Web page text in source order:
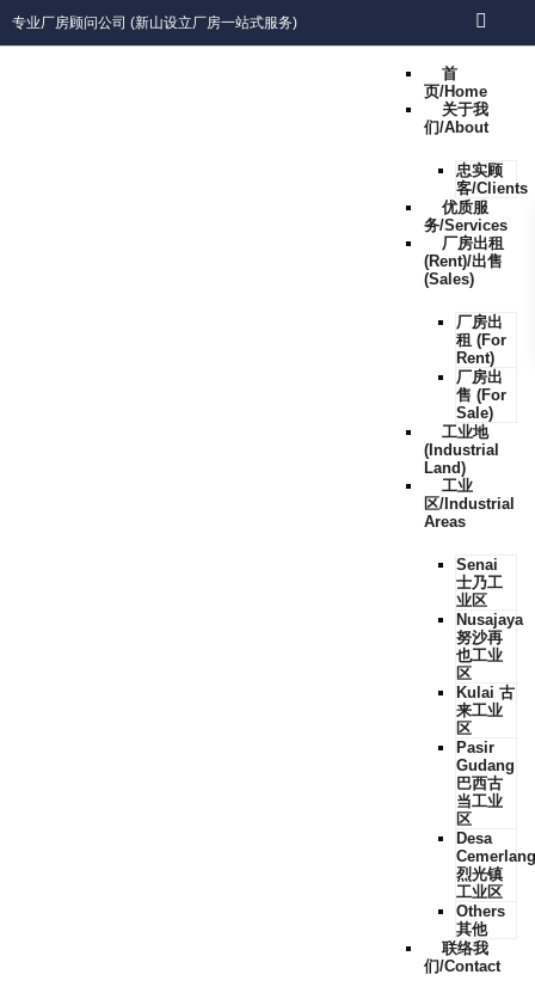
专业厂房顾问公司 (新山设立厂房一站式服务)
首
页/Home
关于我
们/About
忠实顾
客/Clients
优质服
务/Services
厂房出租
(Rent)/出售
(Sales)
厂房出
租 (For
Rent)
厂房出
售 (For
Sale)
工业地
(Industrial
Land)
工业
区/Industrial
Areas
Senai
士乃工
业区
Nusajaya
努沙再
也工业
区
Kulai 古
来工业
区
Pasir
Gudang
巴西古
当工业
区
Desa
Cemerlang
烈光镇
工业区
Others
其他
联络我
们/Contact